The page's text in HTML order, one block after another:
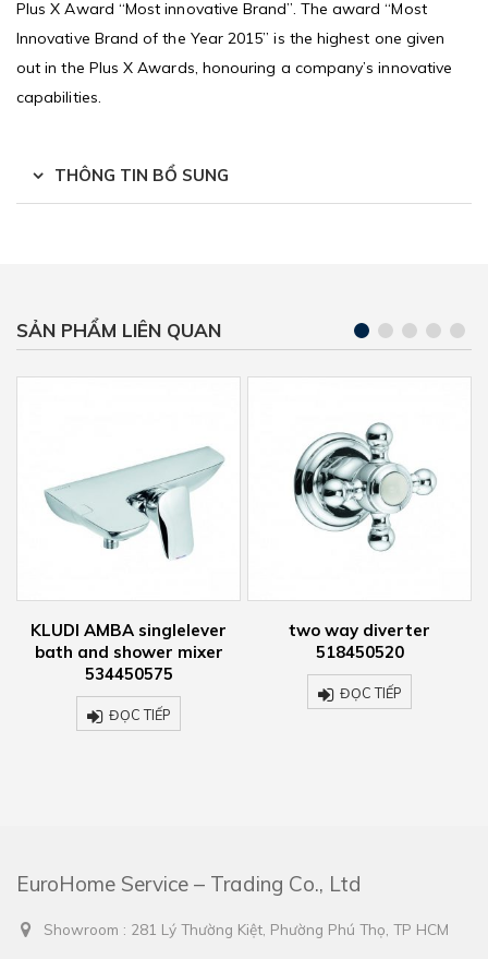
Plus X Award “Most innovative Brand”. The award “Most
Innovative Brand of the Year 2015” is the highest one given
out in the Plus X Awards, honouring a company’s innovative
capabilities.
THÔNG TIN BỔ SUNG
SẢN PHẨM LIÊN QUAN
KLUDI AMBA singlelever
bath and shower mixer
534450575
ĐỌC TIẾP
two way diverter
518450520
ĐỌC TIẾP
EuroHome Service – Trading Co., Ltd
Showroom : 281 Lý Thường Kiệt, Phường Phú Thọ, TP HCM